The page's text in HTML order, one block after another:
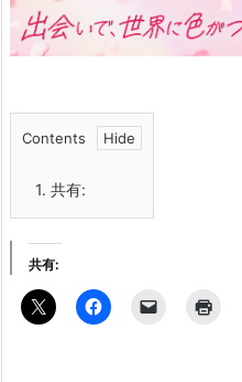
Contents
1. 共有:
共有: